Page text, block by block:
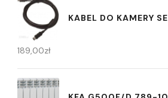
KABEL DO KAMERY
189,00zł